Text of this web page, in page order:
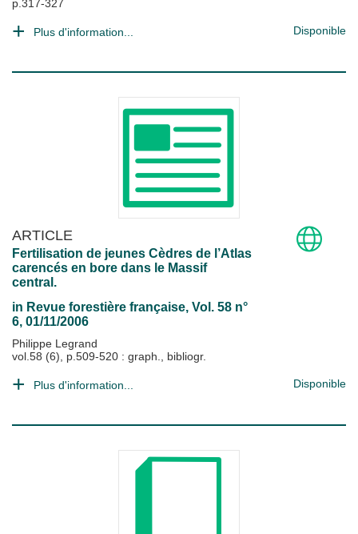
p.317-327
Plus d'information... Disponible
ARTICLE
Fertilisation de jeunes Cèdres de l’Atlas
carencés en bore dans le Massif
central.
in Revue forestière française, Vol. 58 n°
6, 01/11/2006
Philippe Legrand
vol.58 (6), p.509-520 : graph., bibliogr.
Plus d'information... Disponible